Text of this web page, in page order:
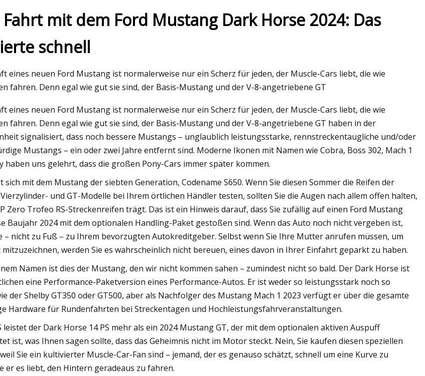
May 16, 2023
Wegweisend in der Höhe
Fahrt mit dem Ford Mustang Dark Horse 2024: Das
schnell
eines neuen Ford Mustang ist normalerweise nur ein Scherz für jeden, der Muscle-Cars liebt, die wie
fahren. Denn egal wie gut sie sind, der Basis-Mustang und der V-8-angetriebene GT
eines neuen Ford Mustang ist normalerweise nur ein Scherz für jeden, der Muscle-Cars liebt, die wie
fahren. Denn egal wie gut sie sind, der Basis-Mustang und der V-8-angetriebene GT haben in der
signalisiert, dass noch bessere Mustangs – unglaublich leistungsstarke, rennstreckentaugliche und/oder
Mustangs – ein oder zwei Jahre entfernt sind. Moderne Ikonen mit Namen wie Cobra, Boss 302, Mach 1
haben uns gelehrt, dass die großen Pony-Cars immer später kommen.
sich mit dem Mustang der siebten Generation, Codename S650. Wenn Sie diesen Sommer die Reifen der
und GT-Modelle bei Ihrem örtlichen Händler testen, sollten Sie die Augen nach allem offen halten,
Zero Trofeo RS-Streckenreifen trägt. Das ist ein Hinweis darauf, dass Sie zufällig auf einen Ford Mustang
Baujahr 2024 mit dem optionalen Handling-Paket gestoßen sind. Wenn das Auto noch nicht vergeben ist,
– nicht zu Fuß – zu Ihrem bevorzugten Autokreditgeber. Selbst wenn Sie Ihre Mutter anrufen müssen, um
mitzuzeichnen, werden Sie es wahrscheinlich nicht bereuen, eines davon in Ihrer Einfahrt geparkt zu haben.
Namen ist dies der Mustang, den wir nicht kommen sahen – zumindest nicht so bald. Der Dark Horse ist
eine Performance-Paketversion eines Performance-Autos. Er ist weder so leistungsstark noch so
der Shelby GT350 oder GT500, aber als Nachfolger des Mustang Mach 1 2023 verfügt er über die gesamte
Hardware für Rundenfahrten bei Streckentagen und Hochleistungsfahrveranstaltungen.
leistet der Dark Horse 14 PS mehr als ein 2024 Mustang GT, der mit dem optionalen aktiven Auspuff
ist, was Ihnen sagen sollte, dass das Geheimnis nicht im Motor steckt. Nein, Sie kaufen diesen speziellen
Sie ein kultivierter Muscle-Car-Fan sind – jemand, der es genauso schätzt, schnell um eine Kurve zu
er es liebt, den Hintern geradeaus zu fahren.